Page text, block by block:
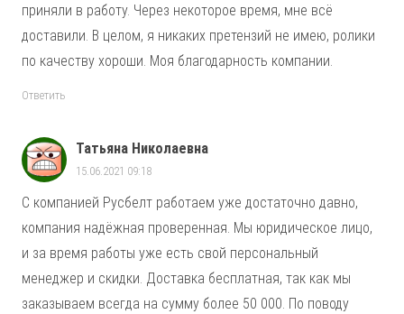
приняли в работу. Через некоторое время, мне всё
доставили. В целом, я никаких претензий не имею, ролики
по качеству хороши. Моя благодарность компании.
Ответить
Татьяна Николаевна
15.06.2021 09:18
С компанией Русбелт работаем уже достаточно давно,
компания надёжная проверенная. Мы юридическое лицо,
и за время работы уже есть свой персональный
менеджер и скидки. Доставка бесплатная, так как мы
заказываем всегда на сумму более 50 000. По поводу